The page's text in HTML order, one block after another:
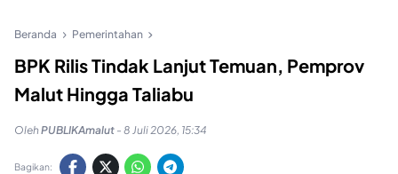
Beranda Pemerintahan
BPK Rilis Tindak Lanjut Temuan, Pemprov
Malut Hingga Taliabu
OlehPUBLIKAmalut - 8 Juli 2026, 15:34
Bagikan: